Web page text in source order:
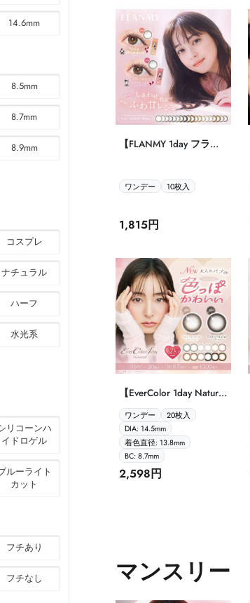
14.6mm
8.5mm
8.7mm
8.9mm
コスプレ
ナチュラル
ハーフ
水光系
リコーンハ
イドロゲル
ルーライト
カット
フチあり
フチなし
【FLANMY 1day フラン
ワンデー 10枚入
1,815円
【EverColor 1day Natural
エバーカラー ワンデー
ナチュラル 20枚入】
ワンデー
20枚入
DIA: 14.5mm
着色直径: 13.8mm
BC: 8.7mm
2,598円
マンスリー